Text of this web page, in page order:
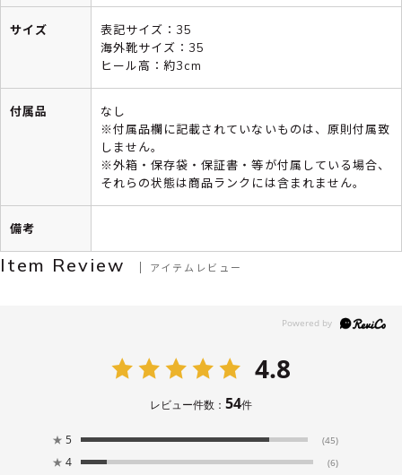
サイズ
表記サイズ：35
海外靴サイズ：35
ヒール高：約3cm
付属品
なし
※付属品欄に記載されていないものは、原則付属致
しません。
※外箱・保存袋・保証書・等が付属している場合、
それらの状態は商品ランクには含まれません。
備考
Item Review アイテムレビュー
4.8
レビュー件数： 54件
★ 5 (45)
★ 4 (6)